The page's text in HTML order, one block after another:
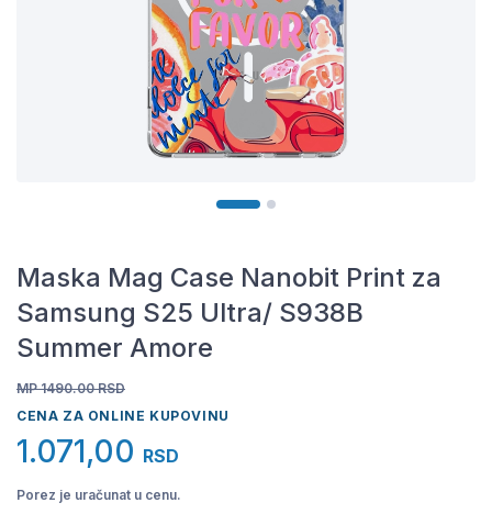
Maska Mag Case Nanobit Print za
Samsung S25 Ultra/ S938B
Summer Amore
MP 1490.00 RSD
CENA ZA ONLINE KUPOVINU
1.071,00 RSD
Porez je uračunat u cenu.